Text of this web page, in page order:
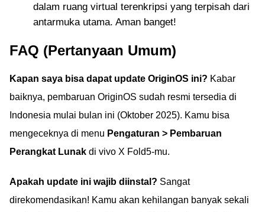
dalam ruang virtual terenkripsi yang terpisah dari
antarmuka utama. Aman banget!
FAQ (Pertanyaan Umum)
Kapan saya bisa dapat update OriginOS ini? Kabar
baiknya, pembaruan OriginOS sudah resmi tersedia di
Indonesia mulai bulan ini (Oktober 2025). Kamu bisa
mengeceknya di menu Pengaturan > Pembaruan
Perangkat Lunak di vivo X Fold5-mu.
Apakah update ini wajib diinstal? Sangat
direkomendasikan! Kamu akan kehilangan banyak sekali